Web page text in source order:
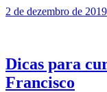
2 de dezembro de 2019
Dicas para
Francisco